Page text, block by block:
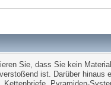
Sie, dass Sie kein
ist. Darüber